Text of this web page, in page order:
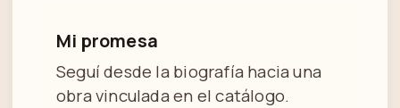
Mi promesa
Seguí desde la biografía hacia una
obra vinculada en el catálogo.